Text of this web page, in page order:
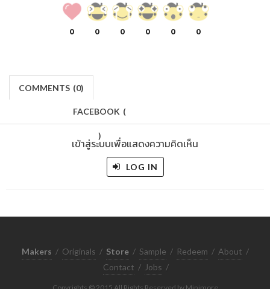
0 0 0 0 0 0
COMMENTS (0)
FACEBOOK (
)
เข้าสู่ระบบเพื่อแสดงความคิดเห็น
LOG IN
Makers / Originals / Store / Sample / Redeem / About /
Contact / Jobs /